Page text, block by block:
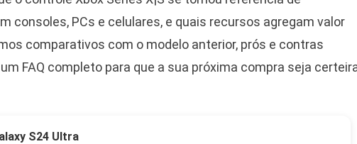
consoles, PCs e celulares, e quais recursos agregam valor
comparativos com o modelo anterior, prós e contras
FAQ completo para que a sua próxima compra seja
S24 Ultra